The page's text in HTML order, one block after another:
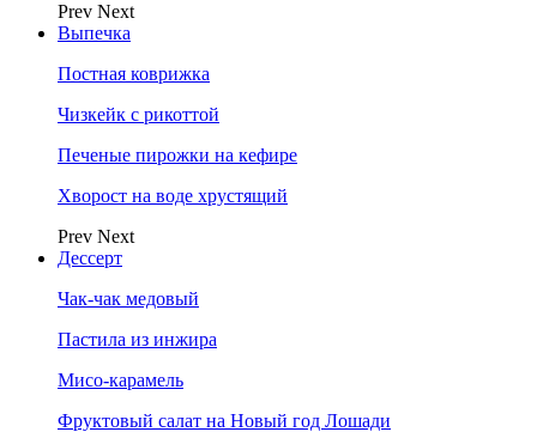
Prev Next
Выпечка
Постная коврижка
Чизкейк с рикоттой
Печеные пирожки на кефире
Хворост на воде хрустящий
Prev Next
Дессерт
Чак-чак медовый
Пастила из инжира
Мисо-карамель
Фруктовый салат на Новый год Лошади